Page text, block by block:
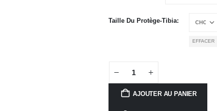
Taille Du Protège-Tibia
EFFACER
AJOUTER AU PANIER